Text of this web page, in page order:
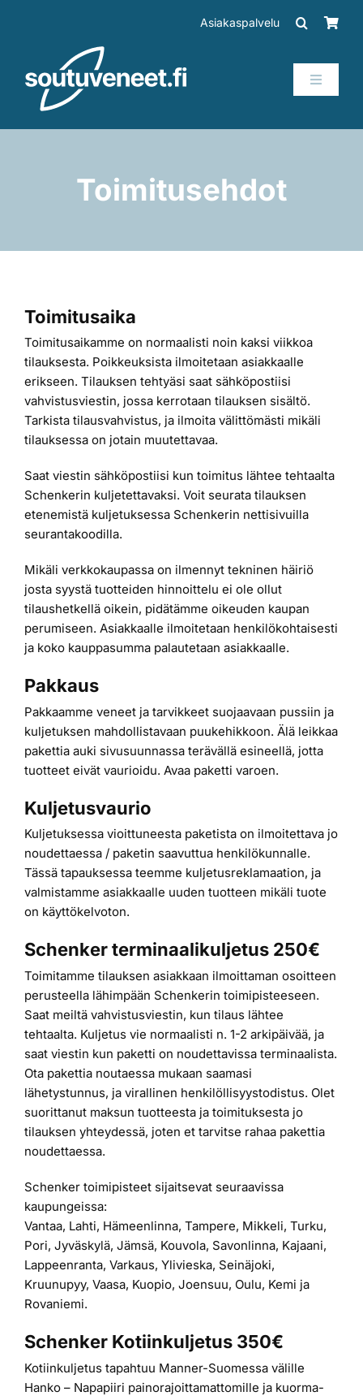
Asiakaspalvelu
Toggle
Perämoottorit
Tarvikkeet
Laiturit
Valmistajat
Rahoitus
Toimitusehdot
Toimitusaika
Toimitusaikamme on normaalisti noin kaksi viikkoa
tilauksesta. Poikkeuksista ilmoitetaan asiakkaalle
erikseen. Tilauksen tehtyäsi saat sähköpostiisi
vahvistusviestin, jossa kerrotaan tilauksen sisältö.
Tarkista tilausvahvistus, ja ilmoita välittömästi mikäli
tilauksessa on jotain muutettavaa.
Saat viestin sähköpostiisi kun toimitus lähtee tehtaalta
Schenkerin kuljetettavaksi. Voit seurata tilauksen
etenemistä kuljetuksessa Schenkerin nettisivuilla
seurantakoodilla.
Mikäli verkkokaupassa on ilmennyt tekninen häiriö
josta syystä tuotteiden hinnoittelu ei ole ollut
tilaushetkellä oikein, pidätämme oikeuden kaupan
perumiseen. Asiakkaalle ilmoitetaan henkilökohtaisesti
ja koko kauppasumma palautetaan asiakkaalle.
Pakkaus
Pakkaamme veneet ja tarvikkeet suojaavaan pussiin ja
kuljetuksen mahdollistavaan puukehikkoon. Älä leikkaa
pakettia auki sivusuunnassa terävällä esineellä, jotta
tuotteet eivät vaurioidu. Avaa paketti varoen.
Kuljetusvaurio
Kuljetuksessa vioittuneesta paketista on ilmoitettava jo
noudettaessa / paketin saavuttua henkilökunnalle.
Tässä tapauksessa teemme kuljetusreklamaation, ja
valmistamme asiakkaalle uuden tuotteen mikäli tuote
on käyttökelvoton.
Schenker terminaalikuljetus 250€
Toimitamme tilauksen asiakkaan ilmoittaman osoitteen
perusteella lähimpään Schenkerin toimipisteeseen.
Saat meiltä vahvistusviestin, kun tilaus lähtee
tehtaalta. Kuljetus vie normaalisti n. 1-2 arkipäivää, ja
saat viestin kun paketti on noudettavissa terminaalista.
Ota pakettia noutaessa mukaan saamasi
lähetystunnus, ja virallinen henkilöllisyystodistus. Olet
suorittanut maksun tuotteesta ja toimituksesta jo
tilauksen yhteydessä, joten et tarvitse rahaa pakettia
noudettaessa.
Schenker toimipisteet sijaitsevat seuraavissa
kaupungeissa:
Vantaa, Lahti, Hämeenlinna, Tampere, Mikkeli, Turku,
Pori, Jyväskylä, Jämsä, Kouvola, Savonlinna, Kajaani,
Lappeenranta, Varkaus, Ylivieska, Seinäjoki,
Kruunupyy, Vaasa, Kuopio, Joensuu, Oulu, Kemi ja
Rovaniemi.
Schenker Kotiinkuljetus 350€
Kotiinkuljetus tapahtuu Manner-Suomessa välille
Hanko – Napapiiri painorajoittamattomille ja kuorma-